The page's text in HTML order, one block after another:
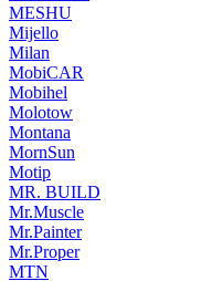
MESHU
Mijello
Milan
MobiCAR
Mobihel
Molotow
Montana
MornSun
Motip
MR. BUILD
Mr.Muscle
Mr.Painter
Mr.Proper
MTN